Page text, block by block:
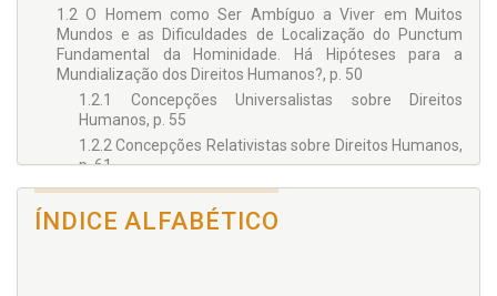
1.2 O Homem como Ser Ambíguo a Viver em Muitos
Mundos e as Dificuldades de Localização do Punctum
Fundamental da Hominidade. Há Hipóteses para a
Mundialização dos Direitos Humanos?, p. 50
1.2.1 Concepções Universalistas sobre Direitos
Humanos, p. 55
1.2.2 Concepções Relativistas sobre Direitos Humanos,
p. 61
1.2.2.1 Suma crítica, p. 66
1.2.3 Via consensual, p. 78
ÍNDICE ALFABÉTICO